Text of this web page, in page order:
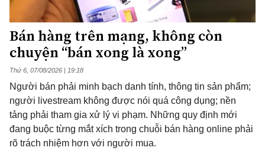
Bán hàng trên mạng, không còn
chuyện “bán xong là xong”
Thứ 6, 07/08/2026 | 19:18
Người bán phải minh bạch danh tính, thông tin sản phẩm;
người livestream không được nói quá công dụng; nền
tảng phải tham gia xử lý vi phạm. Những quy định mới
đang buộc từng mắt xích trong chuỗi bán hàng online phải
rõ trách nhiệm hơn với người mua.